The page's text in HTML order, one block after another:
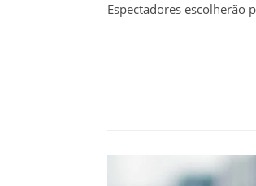
Espectadores escolherão